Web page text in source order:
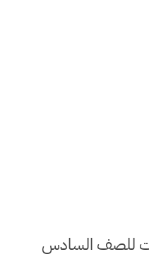
للصف السادس